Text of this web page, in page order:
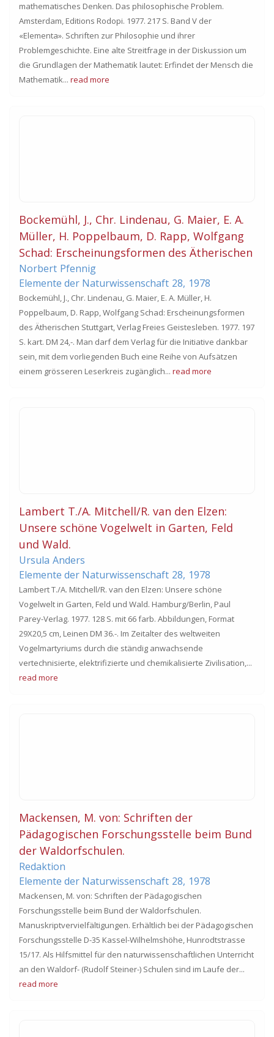
mathematisches Denken. Das philosophische Problem.
Amsterdam, Editions Rodopi. 1977. 217 S. Band V der
«Elementa». Schriften zur Philosophie und ihrer
Problemgeschichte. Eine alte Streitfrage in der Diskussion um
die Grundlagen der Mathematik lautet: Erfindet der Mensch die
Mathematik... read more
Bockemühl, J., Chr. Lindenau, G. Maier, E. A.
Müller, H. Poppelbaum, D. Rapp, Wolfgang
Schad: Erscheinungsformen des Ätherischen
Norbert Pfennig
Elemente der Naturwissenschaft 28, 1978
Bockemühl, J., Chr. Lindenau, G. Maier, E. A. Müller, H.
Poppelbaum, D. Rapp, Wolfgang Schad: Erscheinungsformen
des Ätherischen Stuttgart, Verlag Freies Geistesleben. 1977. 197
S. kart. DM 24‚-. Man darf dem Verlag für die Initiative dankbar
sein, mit dem vorliegenden Buch eine Reihe von Aufsätzen
einem grösseren Leserkreis zugänglich... read more
Lambert T./A. Mitchell/R. van den Elzen:
Unsere schöne Vogelwelt in Garten, Feld
und Wald.
Ursula Anders
Elemente der Naturwissenschaft 28, 1978
Lambert T./A. Mitchell/R. van den Elzen: Unsere schöne
Vogelwelt in Garten, Feld und Wald. Hamburg/Berlin, Paul
Parey-Verlag. 1977. 128 S. mit 66 farb. Abbildungen, Format
29X20,5 cm, Leinen DM 36.-. Im Zeitalter des weltweiten
Vogelmartyriums durch die ständig anwachsende
vertechnisierte, elektrifizierte und chemikalisierte Zivilisation,...
read more
Mackensen, M. von: Schriften der
Pädagogischen Forschungsstelle beim Bund
der Waldorfschulen.
Redaktion
Elemente der Naturwissenschaft 28, 1978
Mackensen, M. von: Schriften der Pädagogischen
Forschungsstelle beim Bund der Waldorfschulen.
Manuskriptvervielfältigungen. Erhältlich bei der Pädagogischen
Forschungsstelle D-35 Kassel-Wilhelmshöhe, Hunrodtstrasse
15/17. Als Hilfsmittel für den naturwissenschaftlichen Unterricht
an den Waldorf- (Rudolf Steiner-) Schulen sind im Laufe der...
read more